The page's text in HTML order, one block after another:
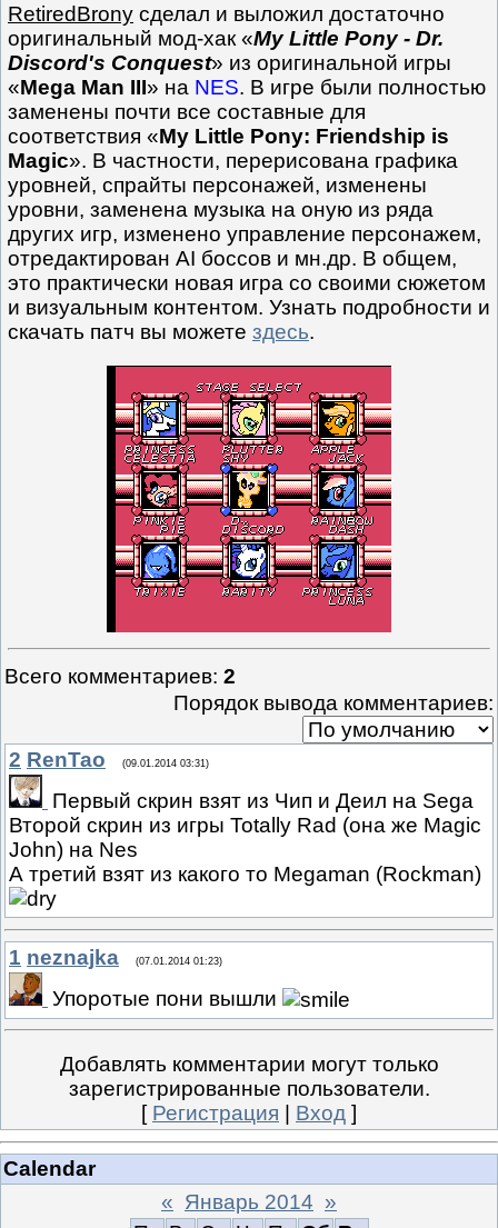
RetiredBrony сделал и выложил достаточно
оригинальный мод-хак «My Little Pony - Dr.
Discord's Conquest» из оригинальной игры
«Mega Man III» на NES. В игре были полностью
заменены почти все составные для
соответствия «My Little Pony: Friendship is
Magic». В частности, перерисована графика
уровней, спрайты персонажей, изменены
уровни, заменена музыка на оную из ряда
других игр, изменено управление персонажем,
отредактирован AI боссов и мн.др. В общем,
это практически новая игра со своими сюжетом
и визуальным контентом. Узнать подробности и
скачать патч вы можете здесь.
Всего комментариев: 2
Порядок вывода комментариев:
2 RenTao (09.01.2014 03:31)
Первый скрин взят из Чип и Деил на Sega
Второй скрин из игры Totally Rad (она же Magic
John) на Nes
А третий взят из какого то Megaman (Rockman)
1 neznajka (07.01.2014 01:23)
Упоротые пони вышли
Добавлять комментарии могут только
зарегистрированные пользователи.
[ Регистрация Вход ]
Calendar
« Январь 2014 »